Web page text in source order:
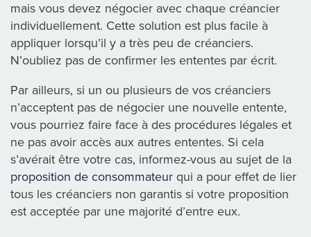
mais vous devez négocier avec chaque créancier
individuellement. Cette solution est plus facile à
appliquer lorsqu’il y a très peu de créanciers.
N’oubliez pas de confirmer les ententes par écrit.
Par ailleurs, si un ou plusieurs de vos créanciers
n’acceptent pas de négocier une nouvelle entente,
vous pourriez faire face à des procédures légales et
ne pas avoir accès aux autres ententes. Si cela
s’avérait être votre cas, informez-vous au sujet de la
proposition de consommateur qui a pour effet de lier
tous les créanciers non garantis si votre proposition
est acceptée par une majorité d’entre eux.